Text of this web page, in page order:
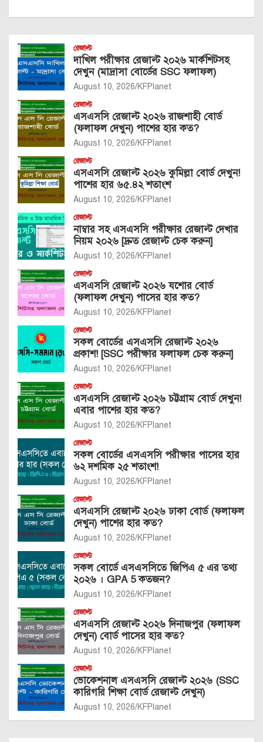
রেজাল্ট
দাখিল পরীক্ষার রেজাল্ট ২০২৬ মার্কশিটসহ
দেখুন (মাদ্রাসা বোর্ডের SSC ফলাফল)
August 10, 2026 KFPlanet
রেজাল্ট
এসএসসি রেজাল্ট ২০২৬ রাজশাহী বোর্ড
(ফলাফল দেখুন) পাশের হার কত?
August 10, 2026 KFPlanet
রেজাল্ট
এসএসসি রেজাল্ট ২০২৬ কুমিল্লা বোর্ড দেখুন!
পাশের হার ৬৫.৪২ শতাংশ
August 10, 2026 KFPlanet
রেজাল্ট
নাম্বার সহ এসএসসি পরীক্ষার রেজাল্ট দেখার
নিয়ম ২০২৬ [দ্রুত রেজাল্ট চেক করুন]
August 10, 2026 KFPlanet
রেজাল্ট
এসএসসি রেজাল্ট ২০২৬ যশোর বোর্ড
(ফলাফল দেখুন) পাসের হার কত?
August 10, 2026 KFPlanet
রেজাল্ট
সকল বোর্ডের এসএসসি রেজাল্ট ২০২৬
প্রকাশ! [SSC পরীক্ষার ফলাফল চেক করুন]
August 10, 2026 KFPlanet
রেজাল্ট
এসএসসি রেজাল্ট ২০২৬ চট্টগ্রাম বোর্ড দেখুন!
এবার পাশের হার কত?
August 10, 2026 KFPlanet
রেজাল্ট
সকল বোর্ডের এসএসসি পরীক্ষার পাসের হার
৬২ দশমিক ২৫ শতাংশ!
August 10, 2026 KFPlanet
রেজাল্ট
এসএসসি রেজাল্ট ২০২৬ ঢাকা বোর্ড (ফলাফল
দেখুন) পাশের হার কত?
August 10, 2026 KFPlanet
রেজাল্ট
সকল বোর্ডে এসএসসিতে জিপিএ ৫ এর তথ্য
২০২৬ । GPA 5 কতজন?
August 10, 2026 KFPlanet
রেজাল্ট
এসএসসি রেজাল্ট ২০২৬ দিনাজপুর (ফলাফল
দেখুন) বোর্ড পাসের হার কত?
August 10, 2026 KFPlanet
রেজাল্ট
ভোকেশনাল এসএসসি রেজাল্ট ২০২৬ (SSC
কারিগরি শিক্ষা বোর্ড রেজাল্ট দেখুন)
August 10, 2026 KFPlanet